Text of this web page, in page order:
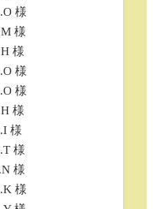
様
様
様
様
様
様
様
様
様
様